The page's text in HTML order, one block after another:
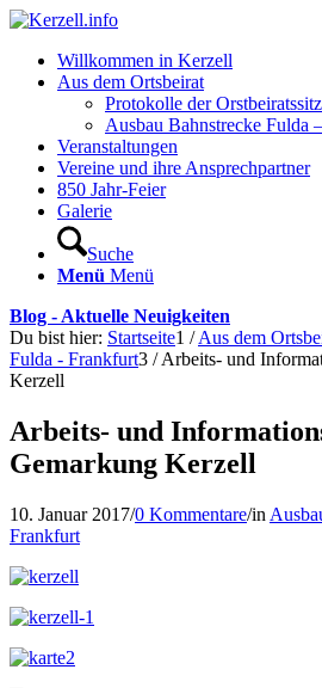
Willkommen in Kerzell
Aus dem Ortsbeirat
Protokolle der
Ausbau Bahnstrecke Fulda
Veranstaltungen
Vereine und ihre Ansprechpartner
850 Jahr-Feier
Galerie
Suche
Menü Menü
Blog - Aktuelle Neuigkeiten
Du bist hier: Startseite1 / Aus dem
Fulda - Frankfurt3 / Arbeits- und
Kerzell
Arbeits- und
Gemarkung Kerzell
10. Januar 2017/0 Kommentare/in
Frankfurt